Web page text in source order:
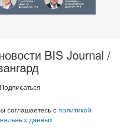
BIS Journal /
Подписаться
соглашаетесь с политикой
данных